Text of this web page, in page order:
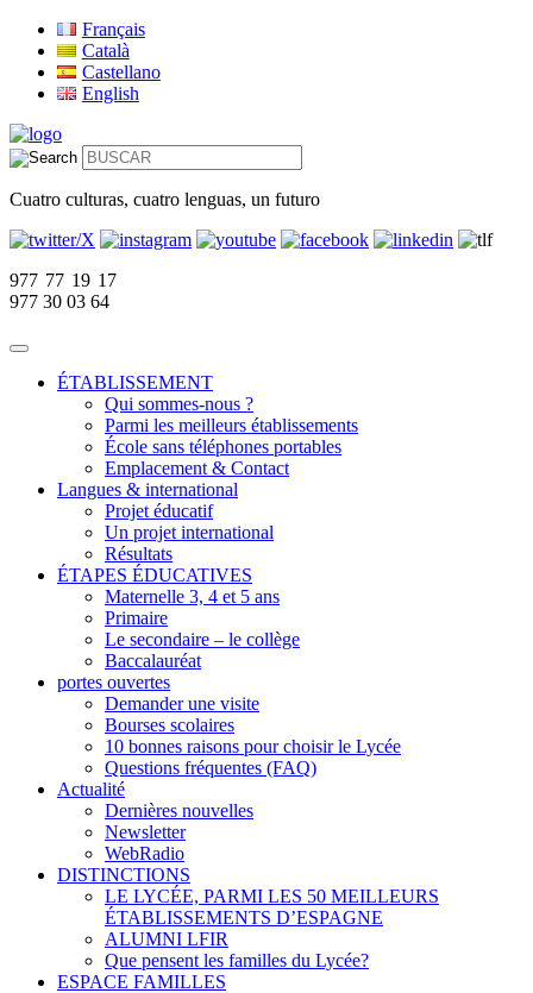
Français
Català
Castellano
English
Cuatro culturas, cuatro lenguas, un futuro
977 77 19 17
977 30 03 64
ÉTABLISSEMENT
Qui sommes-nous ?
Parmi les meilleurs établissements
École sans téléphones portables
Emplacement & Contact
Langues & international
Projet éducatif
Un projet international
Résultats
ÉTAPES ÉDUCATIVES
Maternelle 3, 4 et 5 ans
Primaire
Le secondaire – le collège
Baccalauréat
portes ouvertes
Demander une visite
Bourses scolaires
10 bonnes raisons pour choisir le Lycée
Questions fréquentes (FAQ)
Actualité
Dernières nouvelles
Newsletter
WebRadio
DISTINCTIONS
LE LYCÉE, PARMI LES 50 MEILLEURS
ÉTABLISSEMENTS D’ESPAGNE
ALUMNI LFIR
Que pensent les familles du Lycée?
ESPACE FAMILLES